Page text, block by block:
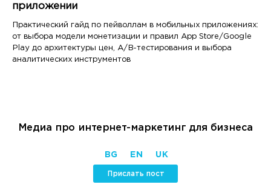
приложении
Практический гайд по пейволлам в мобильных приложениях:
от выбора модели монетизации и правил App Store/Google
Play до архитектуры цен, A/B-тестирования и выбора
аналитических инструментов
Медиа про интернет-маркетинг для бизнеса
BG EN UK
Прислать пост